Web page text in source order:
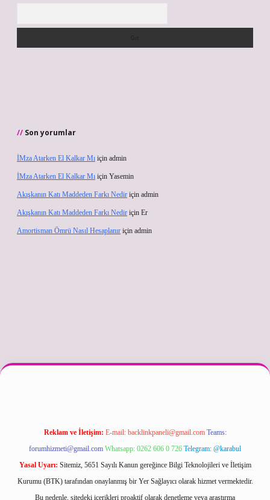
Son yorumlar
İMza Atarken El Kalkar Mı için admin
İMza Atarken El Kalkar Mı için Yasemin
Akışkanın Katı Maddeden Farkı Nedir için admin
Akışkanın Katı Maddeden Farkı Nedir için Er
Amortisman Ömrü Nasıl Hesaplanır için admin
güncel
Reklam ve İletişim: E-mail: backlinkpaneli@gmail.com Teams:
forumhizmeti@gmail.com Whatsapp: 0262 606 0 726 Telegram: @karabul
Yasal Uyarı: Sitemiz, 5651 Sayılı Kanun gereğince Bilgi Teknolojileri ve İletişim
Kurumu (BTK) tarafından onaylanmış bir Yer Sağlayıcı olarak hizmet vermektedir.
Bu nedenle, sitedeki içerikleri proaktif olarak denetleme veya araştırma